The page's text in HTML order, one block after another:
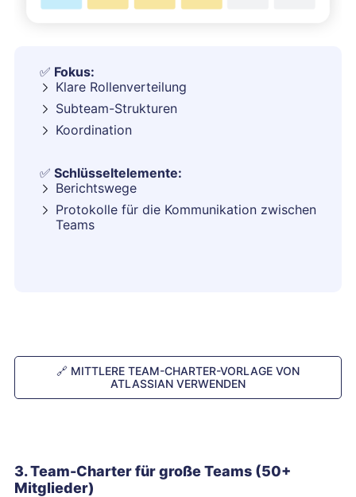
✅ Fokus:
Klare Rollenverteilung
Subteam-Strukturen
Koordination
✅ Schlüsseltelemente:
Berichtswege
Protokolle für die Kommunikation zwischen
Teams
🔗 MITTLERE TEAM-CHARTER-VORLAGE VON
ATLASSIAN VERWENDEN
3. Team-Charter für große Teams (50+
Mitglieder)